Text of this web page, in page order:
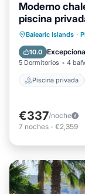
Moderno
piscina
Balearic Islands ·
10.0
5 Dormitorios 4
Piscina privada
€337/noche
7 noches - €2,359